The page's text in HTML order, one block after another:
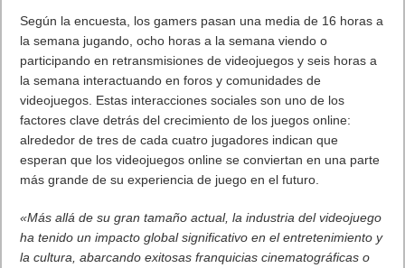
Según la encuesta, los gamers pasan una media de 16 horas a
la semana jugando, ocho horas a la semana viendo o
participando en retransmisiones de videojuegos y seis horas a
la semana interactuando en foros y comunidades de
videojuegos. Estas interacciones sociales son uno de los
factores clave detrás del crecimiento de los juegos online:
alrededor de tres de cada cuatro jugadores indican que
esperan que los videojuegos online se conviertan en una parte
más grande de su experiencia de juego en el futuro.
«Más allá de su gran tamaño actual, la industria del videojuego
ha tenido un impacto global significativo en el entretenimiento y
la cultura, abarcando exitosas franquicias cinematográficas o